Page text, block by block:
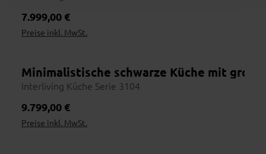
Regulärer Preis:
7.999,00 €
Preise inkl. MwSt.
Minimalistische schwarze Küche mit
Interliving Küche Serie 3104
Regulärer Preis:
9.799,00 €
Preise inkl. MwSt.